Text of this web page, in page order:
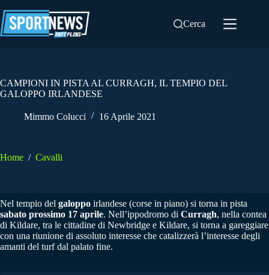
al
contenuto
Cerca
CAMPIONI IN PISTA AL CURRAGH, IL TEMPIO DEL
GALOPPO IRLANDESE
Mimmo Colucci 16 Aprile 2021
Home / Cavalli
Nel tempio del galoppo irlandese (corse in piano) si torna in pista
sabato prossimo 17 aprile. Nell’ippodromo di Curragh, nella contea
di Kildare, tra le cittadine di Newbridge e Kildare, si torna a gareggiare
con una riunione di assoluto interesse che catalizzerà l’interesse degli
amanti del turf dal palato fine.